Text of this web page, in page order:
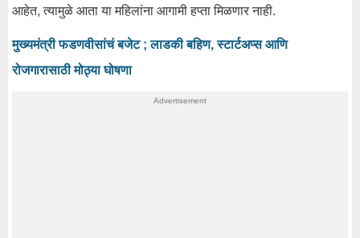
आहेत, त्यामुळे आता या महिलांना आगामी हप्ता मिळणार नाही.
मुख्यमंत्री फडणवीसांचं बजेट ; लाडकी बहिण, स्टार्टअप्स आणि
रोजगारासाठी मोठ्या घोषणा